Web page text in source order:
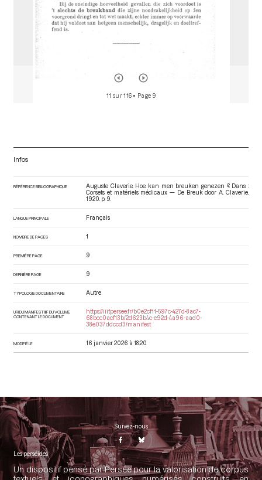
11 sur 116 • Page 9
Infos
RÉFÉRENCE BIBLIOGRAPHIQUE
Auguste Claverie. Hoe kan men breuken genezen ?. Dans :
Corsets et matériels médicaux — De Breuk door A. Claverie.
1920. p. 9.
LANGUE PRINCIPALE Français
NOMBRE DE PAGES 1
PREMIÈRE PAGE 9
DERNIÈRE PAGE 9
TYPOLOGIE DOCUMENTAIRE Autre
URI DU MANIFEST IIIF DU VOLUME
CONTENANT LE DOCUMENT
https://iiif.persee.fr/b0e2cf11-597c-427d-8ac7-
68bcc0acf13b/2d623b4c-e92d-4a96-aad0-
38e037ddccd3/manifest
MODIFIÉ LE 16 janvier 2026 à 18:20
Suivez-nous
Les perséides
Un dispositif pensé par Persée pour la valorisation de corpus